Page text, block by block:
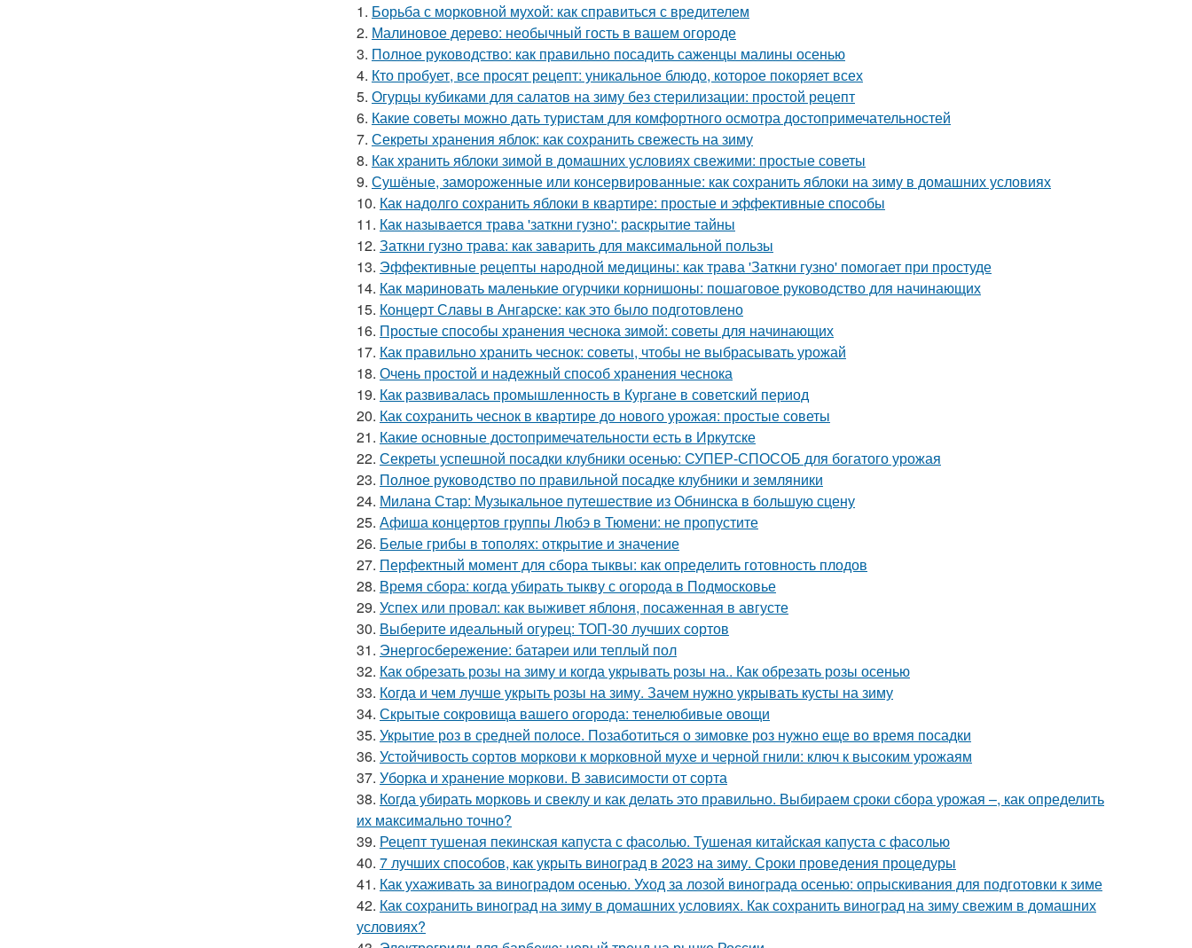
1. Борьба с морковной мухой: как справиться с вредителем
2. Малиновое дерево: необычный гость в вашем огороде
3. Полное руководство: как правильно посадить саженцы малины осенью
4. Кто пробует, все просят рецепт: уникальное блюдо, которое покоряет всех
5. Огурцы кубиками для салатов на зиму без стерилизации: простой рецепт
6. Какие советы можно дать туристам для комфортного осмотра достопримечательностей
7. Секреты хранения яблок: как сохранить свежесть на зиму
8. Как хранить яблоки зимой в домашних условиях свежими: простые советы
9. Сушёные, замороженные или консервированные: как сохранить яблоки на зиму в домашних условиях
10. Как надолго сохранить яблоки в квартире: простые и эффективные способы
11. Как называется трава 'заткни гузно': раскрытие тайны
12. Заткни гузно трава: как заварить для максимальной пользы
13. Эффективные рецепты народной медицины: как трава 'Заткни гузно' помогает при простуде
14. Как мариновать маленькие огурчики корнишоны: пошаговое руководство для начинающих
15. Концерт Славы в Ангарске: как это было подготовлено
16. Простые способы хранения чеснока зимой: советы для начинающих
17. Как правильно хранить чеснок: советы, чтобы не выбрасывать урожай
18. Очень простой и надежный способ хранения чеснока
19. Как развивалась промышленность в Кургане в советский период
20. Как сохранить чеснок в квартире до нового урожая: простые советы
21. Какие основные достопримечательности есть в Иркутске
22. Секреты успешной посадки клубники осенью: СУПЕР-СПОСОБ для богатого урожая
23. Полное руководство по правильной посадке клубники и земляники
24. Милана Стар: Музыкальное путешествие из Обнинска в большую сцену
25. Афиша концертов группы Любэ в Тюмени: не пропустите
26. Белые грибы в тополях: открытие и значение
27. Перфектный момент для сбора тыквы: как определить готовность плодов
28. Время сбора: когда убирать тыкву с огорода в Подмосковье
29. Успех или провал: как выживет яблоня, посаженная в августе
30. Выберите идеальный огурец: ТОП-30 лучших сортов
31. Энергосбережение: батареи или теплый пол
32. Как обрезать розы на зиму и когда укрывать розы на.. Как обрезать розы осенью
33. Когда и чем лучше укрыть розы на зиму. Зачем нужно укрывать кусты на зиму
34. Скрытые сокровища вашего огорода: тенелюбивые овощи
35. Укрытие роз в средней полосе. Позаботиться о зимовке роз нужно еще во время посадки
36. Устойчивость сортов моркови к морковной мухе и черной гнили: ключ к высоким урожаям
37. Уборка и хранение моркови. В зависимости от сорта
38. Когда убирать морковь и свеклу и как делать это правильно. Выбираем сроки сбора урожая –, как определить
их максимально точно?
39. Рецепт тушеная пекинская капуста с фасолью. Тушеная китайская капуста с фасолью
40. 7 лучших способов, как укрыть виноград в 2023 на зиму. Сроки проведения процедуры
41. Как ухаживать за виноградом осенью. Уход за лозой винограда осенью: опрыскивания для подготовки к зиме
42. Как сохранить виноград на зиму в домашних условиях. Как сохранить виноград на зиму свежим в домашних
условиях?